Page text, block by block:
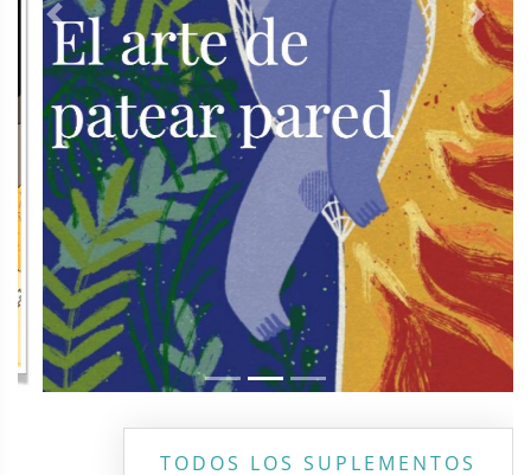
Previous Next
TODOS LOS SUPLEMENTOS